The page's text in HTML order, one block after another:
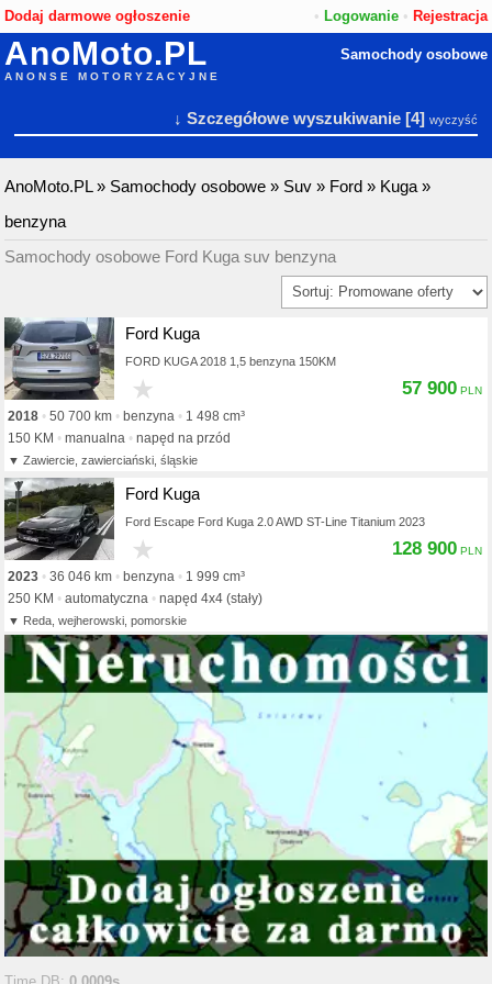
Dodaj darmowe ogłoszenie • Logowanie• Rejestracja
AnoMoto.PL
ANONSE MOTORYZACYJNE
Samochody osobowe
↓ Szczegółowe wyszukiwanie[4] wyczyść
AnoMoto.PL» Samochody osobowe » Suv » Ford » Kuga »
benzyna
Samochody osobowe Ford Kuga suv benzyna
Ford Kuga
FORD KUGA 2018 1,5 benzyna 150KM
2018 50 700 km benzyna
1 498 cm³
150 KM
manualna napęd na przód
Zawiercie, zawierciański, śląskie
57 900
Ford Kuga
Ford Escape Ford Kuga 2.0 AWD ST-Line Titanium 2023
2023 36 046 km benzyna
1 999 cm³
250 KM
automatyczna napęd 4x4 (stały)
Reda, wejherowski, pomorskie
128 900